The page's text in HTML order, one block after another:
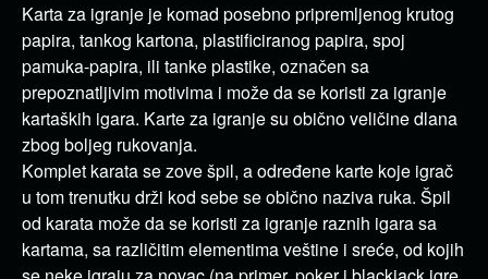
Karta za igranje je komad posebno pripremljenog krutog
papira, tankog kartona, plastificiranog papira, spoj
pamuka-papira, ili tanke plastike, označen sa
prepoznatljivim motivima i može da se koristi za igranje
kartaških igara. Karte za igranje su obično veličine dlana
zbog boljeg rukovanja.
Komplet karata se zove špil, a određene karte koje igrač
u tom trenutku drži kod sebe se obično naziva ruka. Špil
od karata može da se koristi za igranje raznih igara sa
kartama, sa različitim elementima veštine i sreće, od kojih